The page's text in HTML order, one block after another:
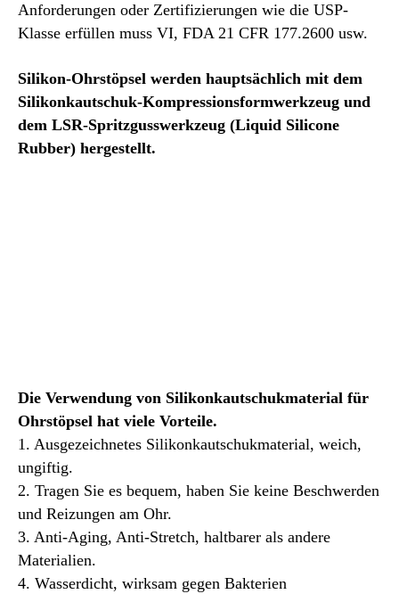
Anforderungen oder Zertifizierungen wie die USP-
Klasse erfüllen muss VI, FDA 21 CFR 177.2600 usw.
Silikon-Ohrstöpsel werden hauptsächlich mit dem
Silikonkautschuk-Kompressionsformwerkzeug und
dem LSR-Spritzgusswerkzeug (Liquid Silicone
Rubber) hergestellt.
Die Verwendung von Silikonkautschukmaterial für
Ohrstöpsel hat viele Vorteile.
1. Ausgezeichnetes Silikonkautschukmaterial, weich,
ungiftig.
2. Tragen Sie es bequem, haben Sie keine Beschwerden
und Reizungen am Ohr.
3. Anti-Aging, Anti-Stretch, haltbarer als andere
Materialien.
4. Wasserdicht, wirksam gegen Bakterien